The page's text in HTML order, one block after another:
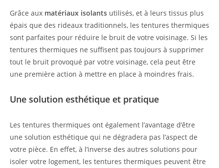
Grâce aux matériaux isolants utilisés, et à leurs tissus plus
épais que des rideaux traditionnels, les tentures thermiques
sont parfaites pour réduire le bruit de votre voisinage. Si les
tentures thermiques ne suffisent pas toujours à supprimer
tout le bruit provoqué par votre voisinage, cela peut être
une première action à mettre en place à moindres frais.
Une solution esthétique et pratique
Les tentures thermiques ont également l’avantage d’être
une solution esthétique qui ne dégradera pas l’aspect de
votre pièce. En effet, à l’inverse des autres solutions pour
isoler votre logement, les tentures thermiques peuvent être